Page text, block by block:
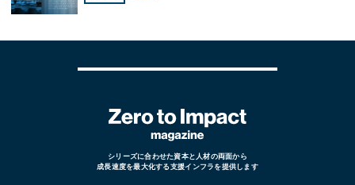
シリーズに合わせた資本と人材の両面から
成長速度を最大化する支援インフラを提供します